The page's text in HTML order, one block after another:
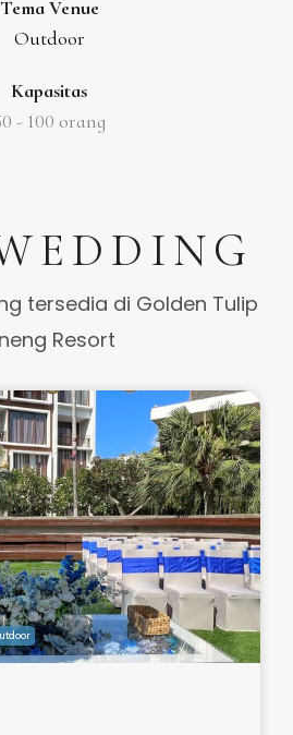
Tema Venue
Outdoor
Kapasitas
- 100 orang
tersedia di Golden Tulip
Resort